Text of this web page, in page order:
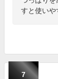
すと使いや
7